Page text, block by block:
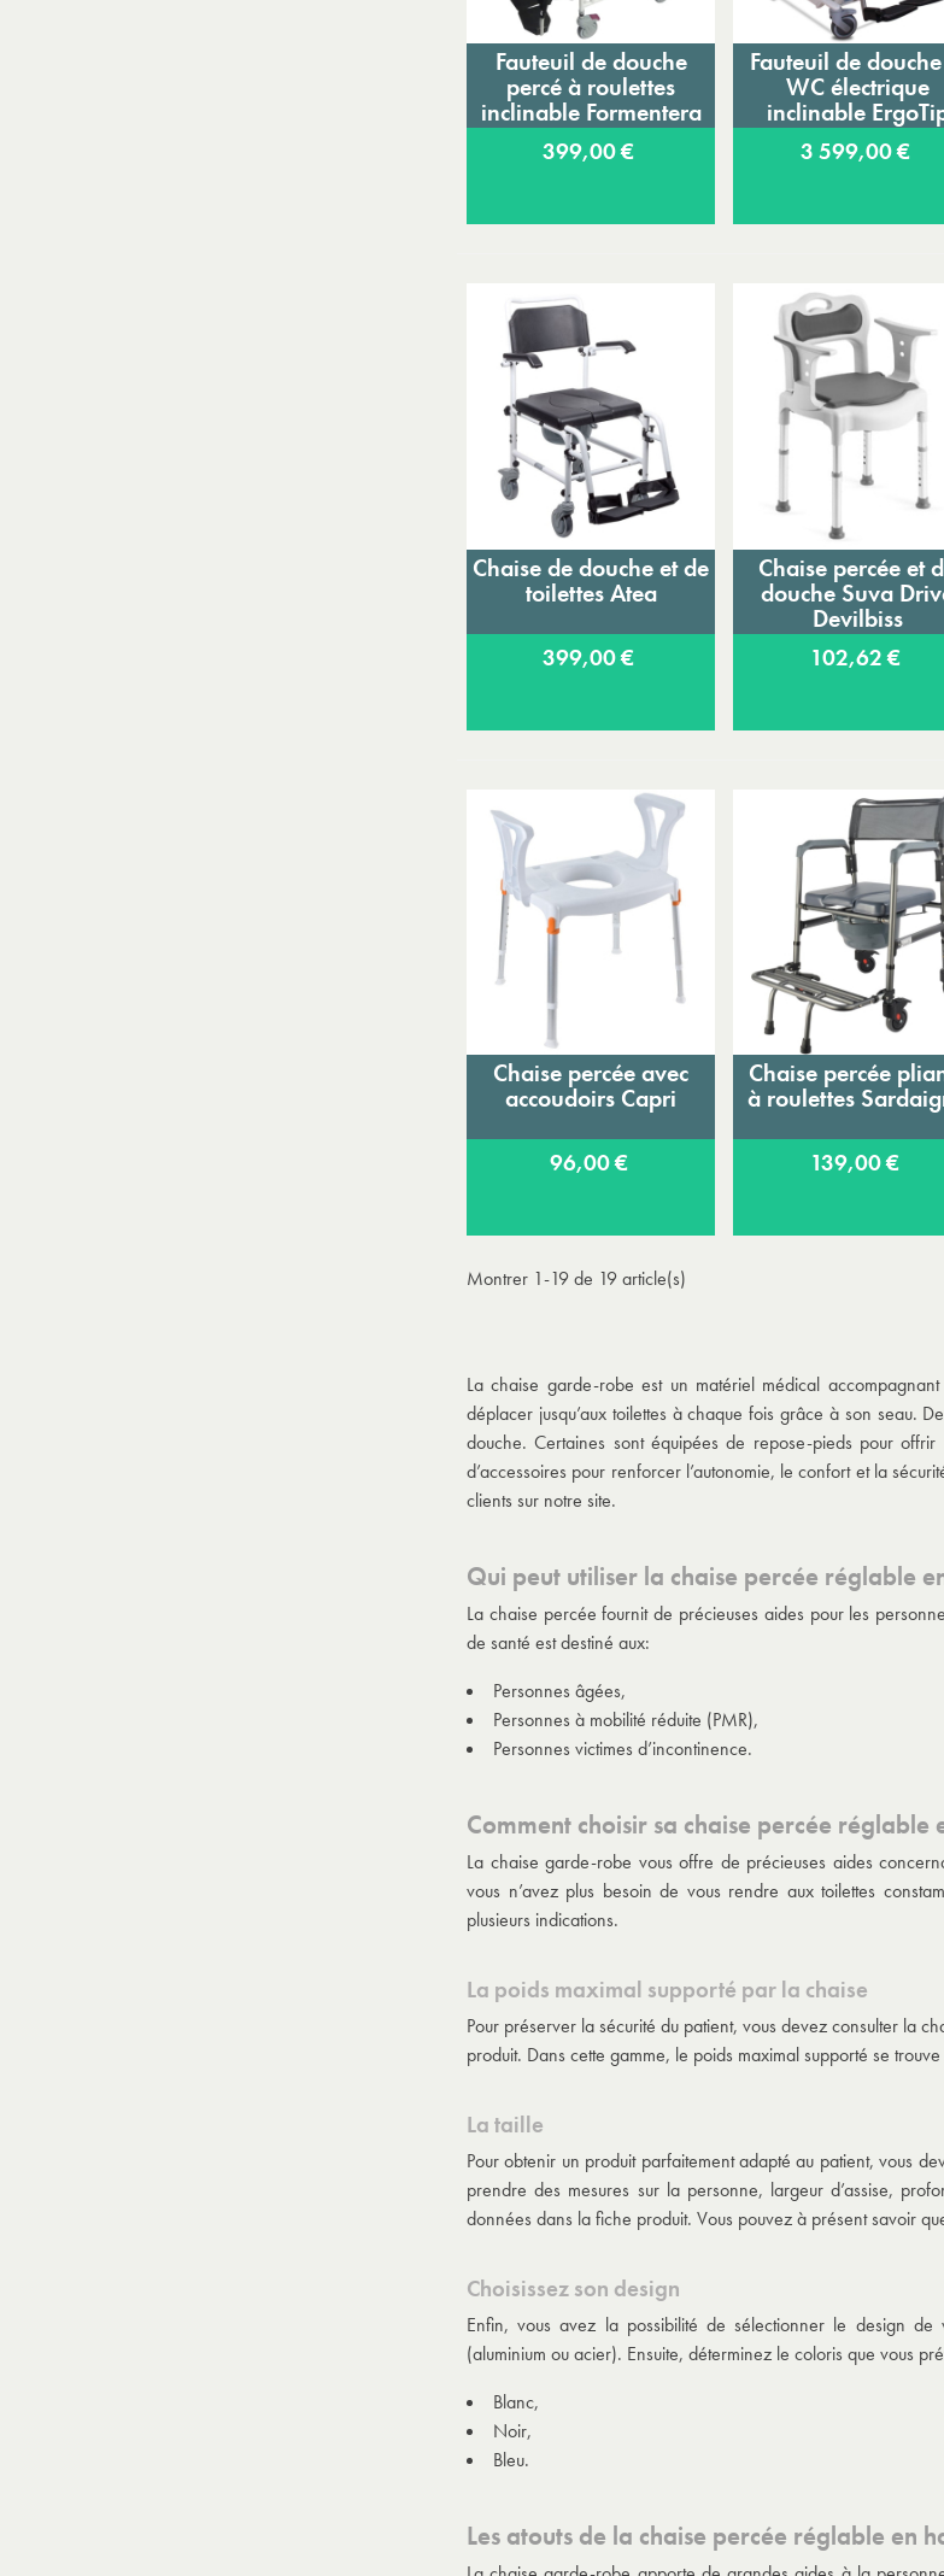
Ajouter au panier
Fauteuil de douche
percé à roulettes
inclinable Formentera
399,00 €
Ajouter au panier
Fauteuil de
WC électrique
inclinable
3 599,00 €
Ajouter au panier
Chaise de douche et de
toilettes Atea
399,00 €
Ajouter au panier
Chaise percée et
douche Suva
Devilbiss
102,62 €
Ajouter au panier
Chaise percée avec
accoudoirs Capri
96,00 €
Ajouter au panier
Chaise percée
à roulettes
139,00 €
Montrer 1-19 de 19 article(s)
La chaise garde-robe est un matériel médical
déplacer jusqu’aux toilettes à chaque fois grâce à son seau.
douche. Certaines sont équipées de repose-pieds pour
d’accessoires pour renforcer l’autonomie, le confort et la
clients sur notre site.
Qui peut utiliser la chaise percée réglable
La chaise percée fournit de précieuses aides pour les
de santé est destiné aux:
Personnes âgées,
Personnes à mobilité réduite (PMR),
Personnes victimes d’incontinence.
Comment choisir sa chaise percée réglable
La chaise garde-robe vous offre de précieuses aides
vous n’avez plus besoin de vous rendre aux toilettes
plusieurs indications.
La poids maximal supporté par la chaise
Pour préserver la sécurité du patient, vous devez consulter la
produit. Dans cette gamme, le poids maximal supporté se
La taille
Pour obtenir un produit parfaitement adapté au patient, vous
prendre des mesures sur la personne, largeur d’assise,
données dans la fiche produit. Vous pouvez à présent savoir
Choisissez son design
Enfin, vous avez la possibilité de sélectionner le design
(aluminium ou acier). Ensuite, déterminez le coloris que vous
Blanc,
Noir,
Bleu.
Les atouts de la chaise percée réglable en